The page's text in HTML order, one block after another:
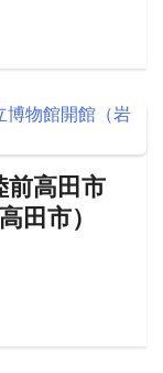
前高田市
田市）